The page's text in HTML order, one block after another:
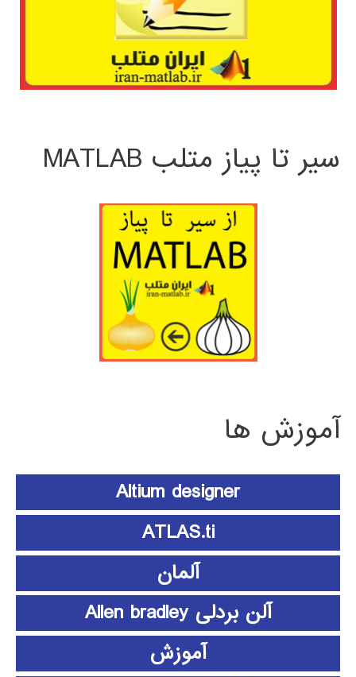
سیر تا پیاز متلب MATLAB
آموزش ها
Altium designer
ATLAS.ti
آلمان
آلن بردلی Allen bradley
آموزش